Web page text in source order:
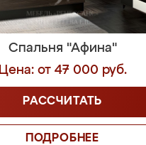
Спальня "Афина"
Цена: от 47 000 руб.
РАССЧИТАТЬ
ПОДРОБНЕЕ